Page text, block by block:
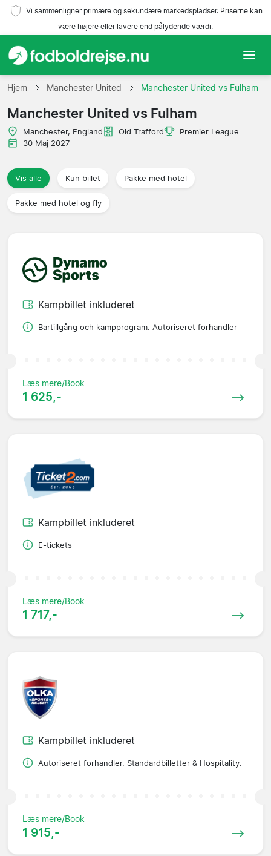
Vi sammenligner primære og sekundære markedspladser. Priserne kan
være højere eller lavere end pålydende værdi.
Hjem
Hold
Ligaer
Rejsebureauer
Hjem Manchester United Manchester United vs Fulham
Manchester United vs Fulham
Manchester, England Old Trafford
Premier League
30 Maj 2027
Vis alle Kun billet Pakke med hotel
Pakke med hotel og fly
Kampbillet inkluderet
Bartillgång och kampprogram. Autoriseret forhandler
Læs mere/Book
1 625,-
Kampbillet inkluderet
E-tickets
Læs mere/Book
1 717,-
Kampbillet inkluderet
Autoriseret forhandler. Standardbilletter & Hospitality.
Læs mere/Book
1 915,-